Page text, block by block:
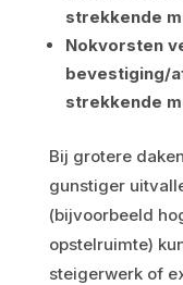
strekkende
Nokvorsten
bevestiging/
strekkende
Bij grotere
gunstiger
(bijvoorbeeld
opstelruimte)
steigerwerk of